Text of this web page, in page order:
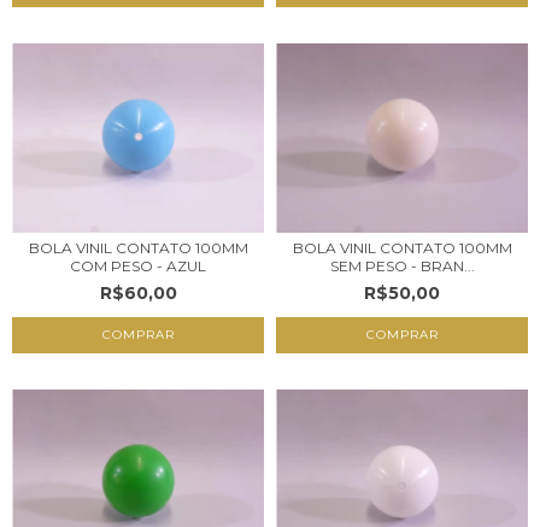
BOLA VINIL CONTATO 100MM
COM PESO - AZUL
R$60,00
BOLA VINIL CONTATO 100MM
SEM PESO - BRAN...
R$50,00